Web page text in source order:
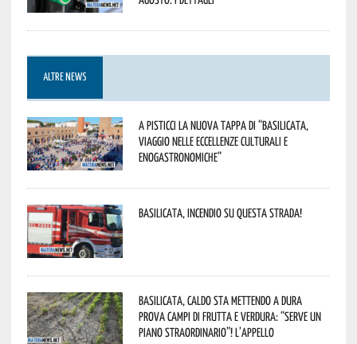
ALTRE NEWS
A Pisticci la nuova tappa di “Basilicata,
viaggio nelle eccellenze culturali e
enogastronomiche”
Basilicata, incendio su questa strada!
Basilicata, caldo sta mettendo a dura
prova campi di frutta e verdura: “Serve un
piano straordinario”! L’appello